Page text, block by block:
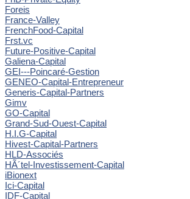
Foreis
France-Valley
FrenchFood-Capital
Frst.vc
Future-Positive-Capital
Galiena-Capital
GEI---Poincaré-Gestion
GENEO-Capital-Entrepreneur
Generis-Capital-Partners
Gimv
GO-Capital
Grand-Sud-Ouest-Capital
H.I.G-Capital
Hivest-Capital-Partners
HLD-Associés
HÃ´tel-Investissement-Capital
iBionext
Ici-Capital
IDF-Capital